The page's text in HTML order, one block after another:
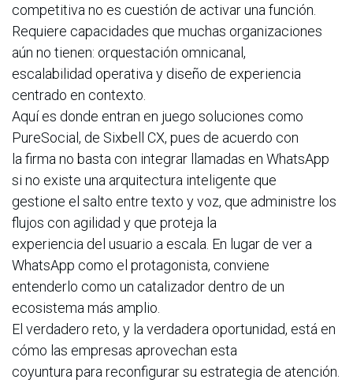
competitiva no es cuestión de activar una función.
Requiere capacidades que muchas organizaciones
aún no tienen: orquestación omnicanal,
escalabilidad operativa y diseño de experiencia
centrado en contexto.
Aquí es donde entran en juego soluciones como
PureSocial, de Sixbell CX, pues de acuerdo con
la firma no basta con integrar llamadas en WhatsApp
si no existe una arquitectura inteligente que
gestione el salto entre texto y voz, que administre los
flujos con agilidad y que proteja la
experiencia del usuario a escala. En lugar de ver a
WhatsApp como el protagonista, conviene
entenderlo como un catalizador dentro de un
ecosistema más amplio.
El verdadero reto, y la verdadera oportunidad, está en
cómo las empresas aprovechan esta
coyuntura para reconfigurar su estrategia de atención.